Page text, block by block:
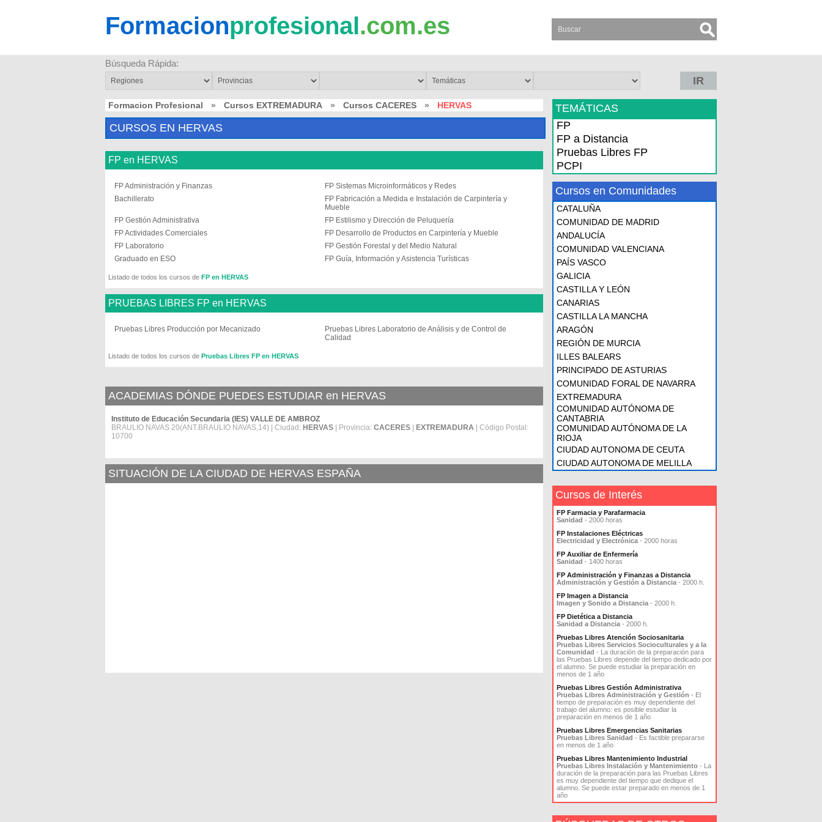
Formacionprofesional.com.es
Búsqueda Rápida:
IR
Formacion Profesional » Cursos EXTREMADURA » Cursos CACERES » HERVAS
CURSOS EN HERVAS
FP en HERVAS
FP Administración y Finanzas
FP Sistemas Microinformáticos y Redes
Bachillerato
FP Fabricación a Medida e Instalación de Carpintería y
Mueble
FP Gestión Administrativa
FP Estilismo y Dirección de Peluquería
FP Actividades Comerciales
FP Desarrollo de Productos en Carpintería y Mueble
FP Laboratorio
FP Gestión Forestal y del Medio Natural
Graduado en ESO
FP Guía, Información y Asistencia Turísticas
Listado de todos los cursos de FP en HERVAS
PRUEBAS LIBRES FP en HERVAS
Pruebas Libres Producción por Mecanizado
Pruebas Libres Laboratorio de Análisis y de Control de
Calidad
Listado de todos los cursos de Pruebas Libres FP en HERVAS
ACADEMIAS DÓNDE PUEDES ESTUDIAR en HERVAS
Instituto de Educación Secundaria (IES) VALLE DE AMBROZ
BRAULIO NAVAS 20(ANT.BRAULIO NAVAS,14) | Ciudad: HERVAS | Provincia: CACERES EXTREMADURA | Código Postal:
10700
SITUACIÓN DE LA CIUDAD DE HERVAS ESPAÑA
TEMÁTICAS
FP
FP a Distancia
Pruebas Libres FP
PCPI
Cursos en Comunidades
CATALUÑA
COMUNIDAD DE MADRID
ANDALUCÍA
COMUNIDAD VALENCIANA
PAÍS VASCO
GALICIA
CASTILLA Y LEÓN
CANARIAS
CASTILLA LA MANCHA
ARAGÓN
REGIÓN DE MURCIA
ILLES BALEARS
PRINCIPADO DE ASTURIAS
COMUNIDAD FORAL DE NAVARRA
EXTREMADURA
COMUNIDAD AUTÓNOMA DE
CANTABRIA
COMUNIDAD AUTÓNOMA DE LA
RIOJA
CIUDAD AUTONOMA DE CEUTA
CIUDAD AUTONOMA DE MELILLA
Cursos de Interés
FP Farmacia y Parafarmacia
Sanidad - 2000 horas
FP Instalaciones Eléctricas
Electricidad y Electrónica - 2000 horas
FP Auxiliar de Enfermería
Sanidad - 1400 horas
FP Administración y Finanzas a Distancia
Administración y Gestión a Distancia - 2000 h.
FP Imagen a Distancia
Imagen y Sonido a Distancia - 2000 h.
FP Dietética a Distancia
Sanidad a Distancia - 2000 h.
Pruebas Libres Atención Sociosanitaria
Pruebas Libres Servicios Socioculturales y a la
Comunidad - La duración de la preparación para
las Pruebas Libres depende del tiempo dedicado por
el alumno. Se puede estudiar la preparación en
menos de 1 año
Pruebas Libres Gestión Administrativa
Pruebas Libres Administración y Gestión - El
tiempo de preparación es muy dependiente del
trabajo del alumno: es posible estudiar la
preparación en menos de 1 año
Pruebas Libres Emergencias Sanitarias
Pruebas Libres Sanidad - Es factible prepararse
en menos de 1 año
Pruebas Libres Mantenimiento Industrial
Pruebas Libres Instalación y Mantenimiento - La
duración de la preparación para las Pruebas Libres
es muy dependiente del tiempo que dedique el
alumno. Se puede estar preparado en menos de 1
año